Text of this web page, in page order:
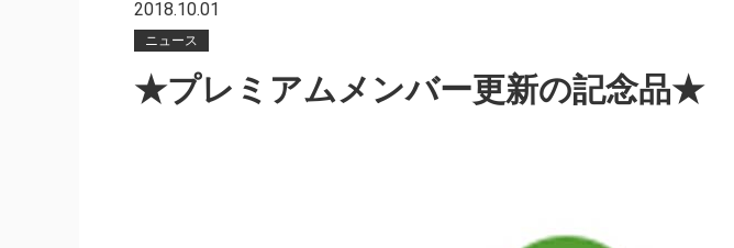
2018.10.01
ニュース
★プレミアムメンバー更新の記念品★